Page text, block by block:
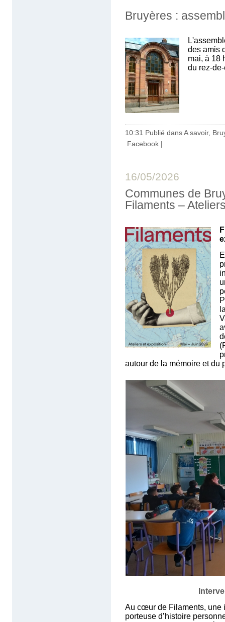
Bruyères :
des amis
mai, à 18
du rez-
10:31 Publié dansA savoir,
Facebook |
16/05/2026
Communes de
Filaments –
autour de la mémoire et du
Au cœur de Filaments, une
porteuse d’histoire